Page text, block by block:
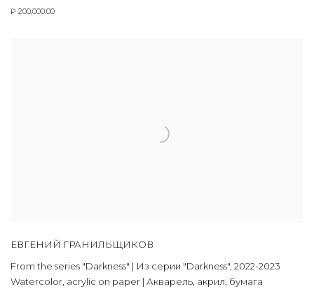
₽ 200,000.00
ЕВГЕНИЙ ГРАНИЛЬЩИКОВ
From the series "Darkness" | Из серии "Darkness", 2022-2023
Watercolor, acrylic on paper | Акварель, акрил, бумага